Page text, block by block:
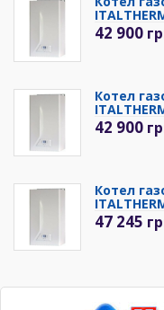
42 900
Котел
42 900
Котел
47 245